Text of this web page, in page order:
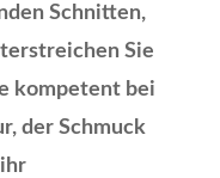
Schnitten,
Sie
kompetent bei
der Schmuck